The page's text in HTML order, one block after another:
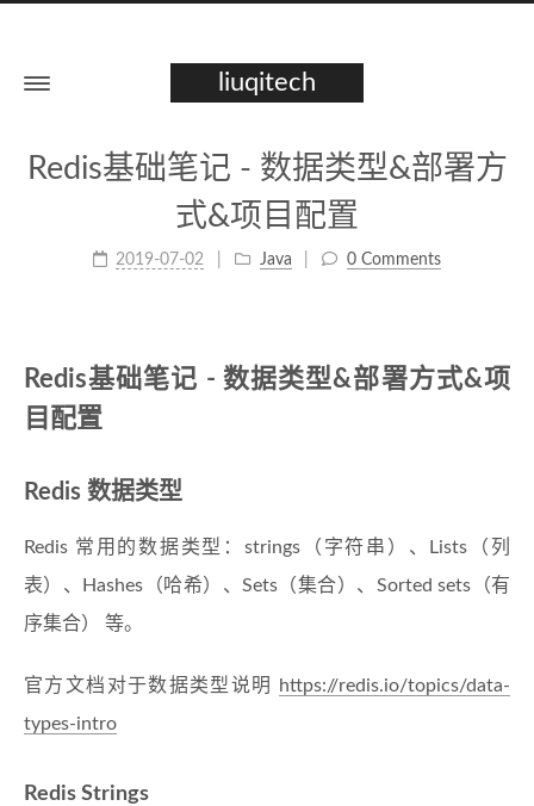
liuqitech
Redis基础笔记 - 数据类型&部署方
式&项目配置
2019-07-02 Java 0 Comments
Redis基础笔记 - 数据类型&部署方式&项
目配置
Redis 数据类型
Redis 常用的数据类型：strings（字符串）、Lists（列
表）、Hashes（哈希）、Sets（集合）、Sorted sets（有
序集合） 等。
官方文档对于数据类型说明
https://redis.io/topics/data-
types-intro
Redis Strings